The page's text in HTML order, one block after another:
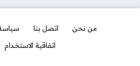
من نحن اتصل بنا
اتفاقية الاستخدام